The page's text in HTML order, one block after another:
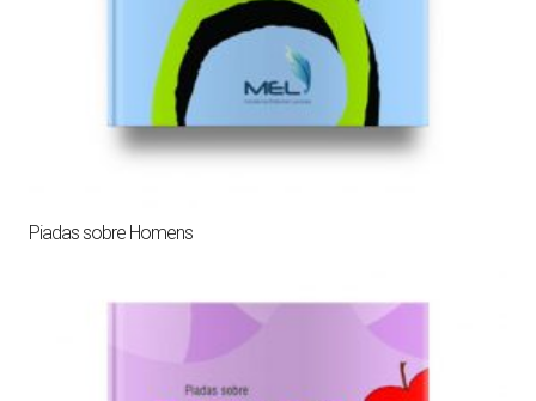
Piadas sobre Homens